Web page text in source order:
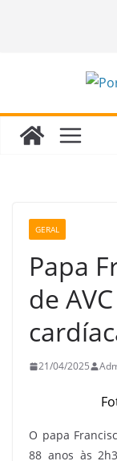
GERAL
Papa
de
21/04/2025
O papa
88 anos às